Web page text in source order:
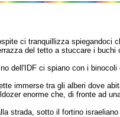
ci tranquillizza spiegandoci
del tetto a stuccare i
dell'IDF ci spiano con i
immerse tra gli alberi dove
enorme che, di fronte ad
strada, sotto il fortino